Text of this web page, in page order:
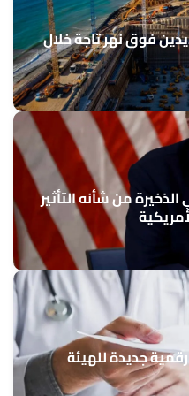
فوق نهر تاجة خلال
من شأنه التأثير
جديدة للهيئة